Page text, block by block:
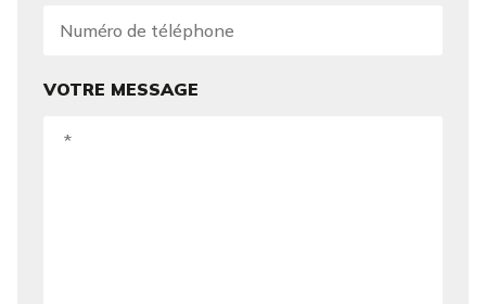
VOTRE MESSAGE